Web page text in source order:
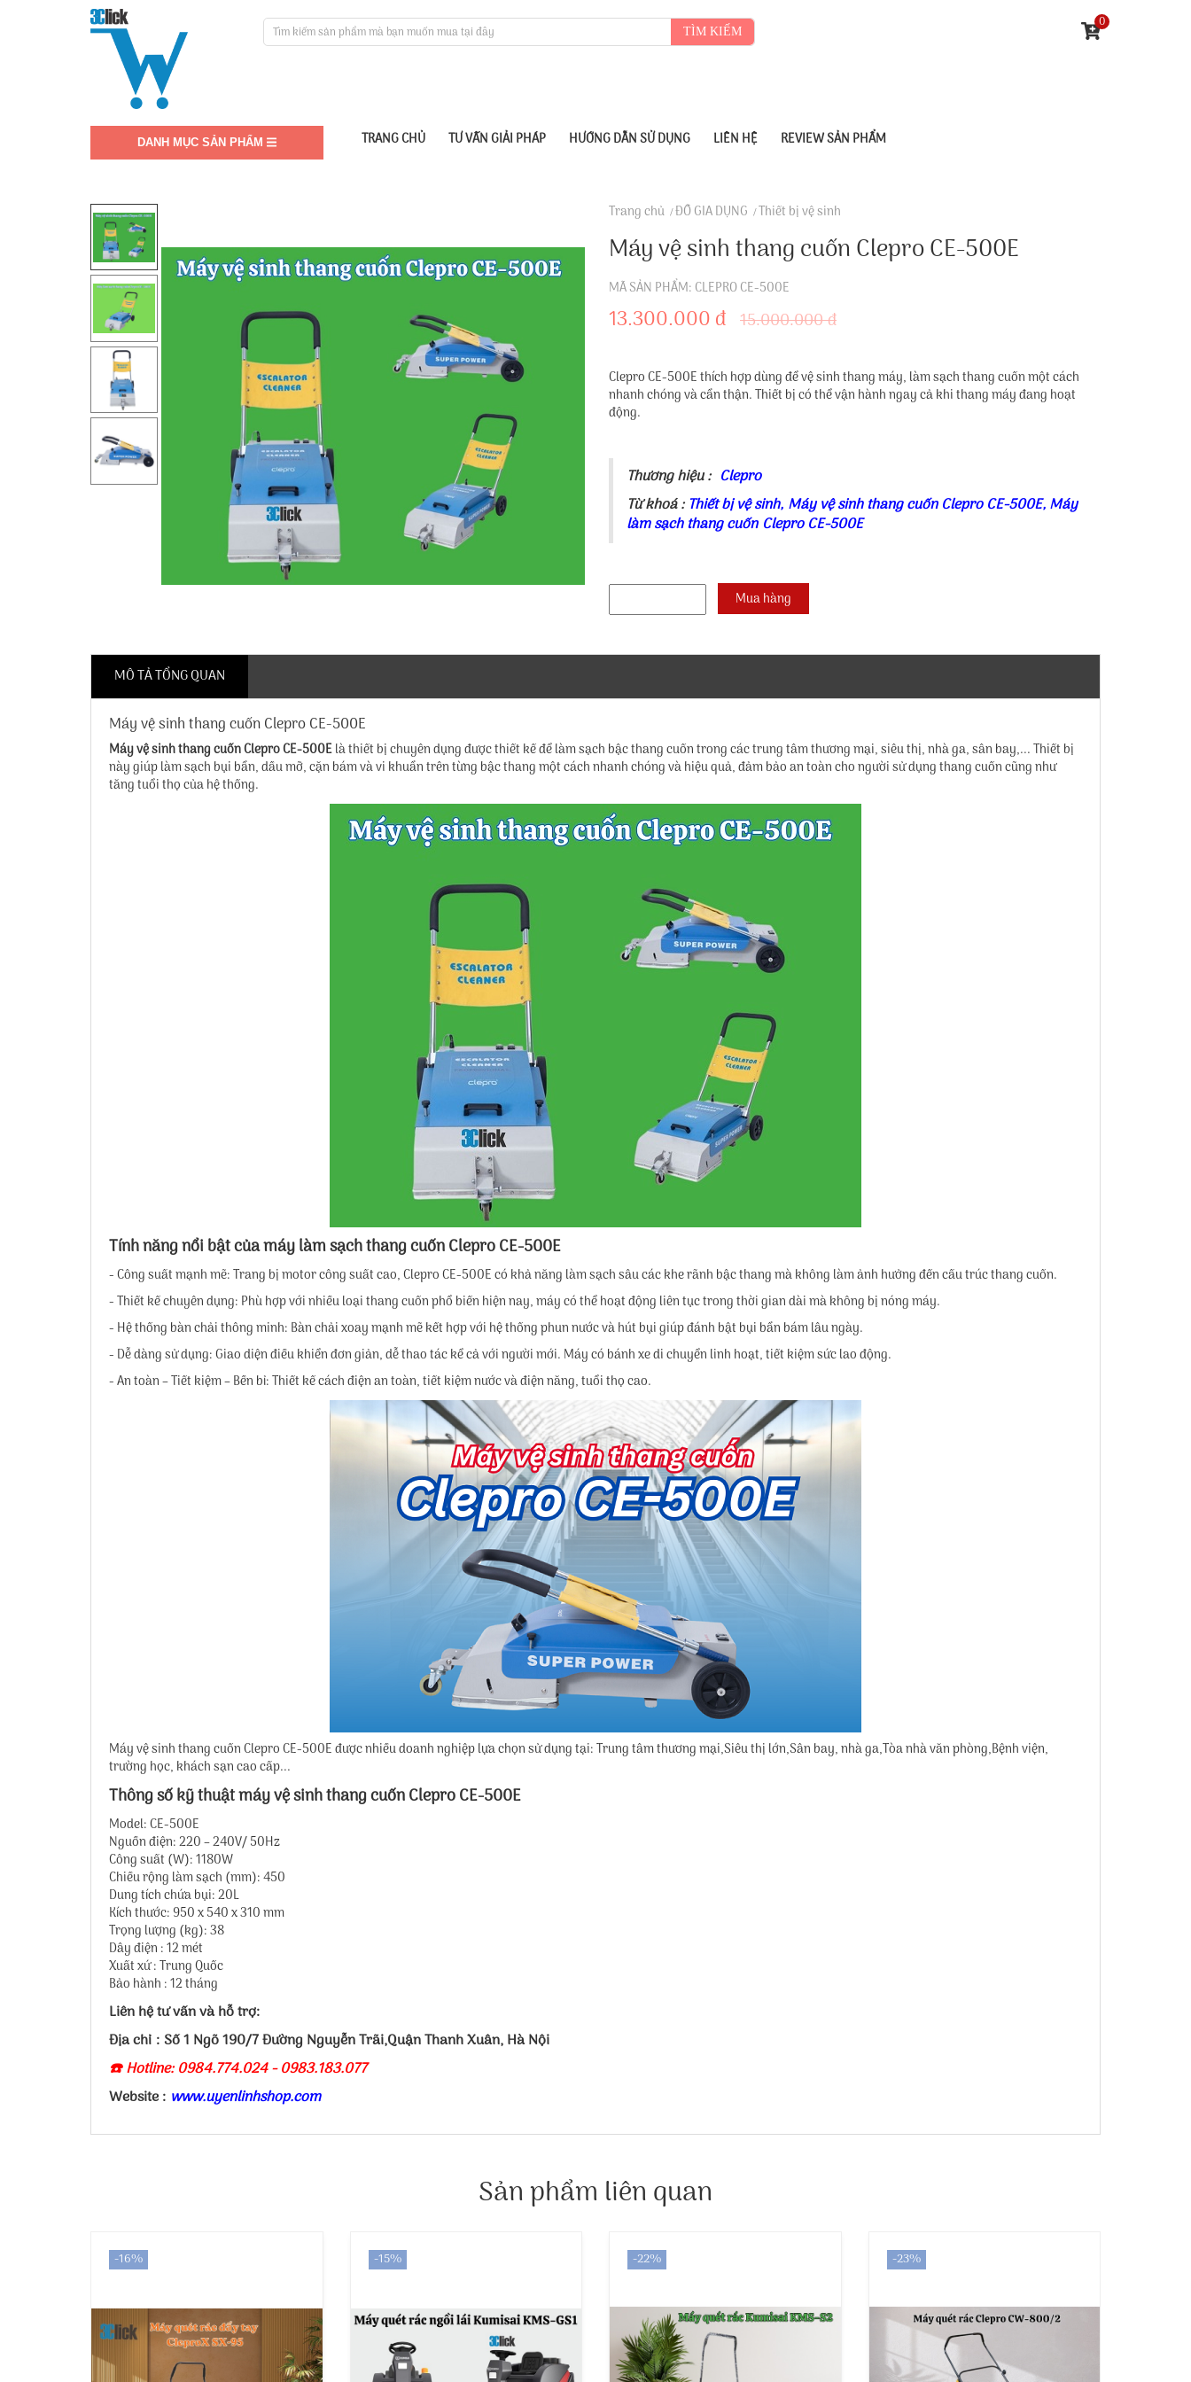
TÌM KIẾM
0
DANH MỤC SẢN PHẨM TRANG CHỦ TƯ VẤN GIẢI PHÁP HƯỚNG DẪN SỬ DỤNG LIÊN HỆ REVIEW SẢN PHẨM
Trang chủ ĐỒ GIA DỤNG Thiết bị vệ sinh
Máy vệ sinh thang cuốn Clepro CE-500E
MÃ SẢN PHẨM: CLEPRO CE-500E
13.300.000 đ 15.000.000 đ
Clepro CE-500E thích hợp dùng để vệ sinh thang máy, làm sạch thang cuốn một cách
nhanh chóng và cẩn thận. Thiết bị có thể vận hành ngay cả khi thang máy đang hoạt
động.
Thương hiệu : Clepro
Từ khoá : Thiết bị vệ sinh, Máy vệ sinh thang cuốn Clepro CE-500E,Máy
làm sạch thang cuốn Clepro CE-500E
MÔ TẢ TỔNG QUAN
Máy vệ sinh thang cuốn Clepro CE-500E
Máy vệ sinh thang cuốn Clepro CE-500Elà thiết bị chuyên dụng được thiết kế để làm sạch bậc thang cuốn trong các trung tâm thương mại, siêu thị, nhà ga, sân bay,... Thiết bị
này giúp làm sạch bụi bẩn, dầu mỡ, cặn bám và vi khuẩn trên từng bậc thang một cách nhanh chóng và hiệu quả, đảm bảo an toàn cho người sử dụng thang cuốn cũng như
tăng tuổi thọ của hệ thống.
Tính năng nổi bật của máy làm sạch thang cuốn Clepro CE-500E
- Công suất mạnh mẽ: Trang bị motor công suất cao, Clepro CE-500E có khả năng làm sạch sâu các khe rãnh bậc thang mà không làm ảnh hưởng đến cấu trúc thang cuốn.
- Thiết kế chuyên dụng: Phù hợp với nhiều loại thang cuốn phổ biến hiện nay, máy có thể hoạt động liên tục trong thời gian dài mà không bị nóng máy.
- Hệ thống bàn chải thông minh: Bàn chải xoay mạnh mẽ kết hợp với hệ thống phun nước và hút bụi giúp đánh bật bụi bẩn bám lâu ngày.
- Dễ dàng sử dụng: Giao diện điều khiển đơn giản, dễ thao tác kể cả với người mới. Máy có bánh xe di chuyển linh hoạt, tiết kiệm sức lao động.
- An toàn – Tiết kiệm – Bền bỉ: Thiết kế cách điện an toàn, tiết kiệm nước và điện năng, tuổi thọ cao.
Máy vệ sinh thang cuốn Clepro CE-500E được nhiều doanh nghiệp lựa chọn sử dụng tại: Trung tâm thương mại,Siêu thị lớn,Sân bay, nhà ga,Tòa nhà văn phòng,Bệnh viện,
trường học, khách sạn cao cấp...
Thông số kỹ thuật máy vệ sinh thang cuốn Clepro CE-500E
Model: CE-500E
Nguồn điện: 220 – 240V/ 50Hz
Công suất (W): 1180W
Chiều rộng làm sạch (mm): 450
Dung tích chứa bụi: 20L
Kích thước: 950 x 540 x 310 mm
Trọng lượng (kg): 38
Dây điện : 12 mét
Xuất xứ : Trung Quốc
Bảo hành : 12 tháng
Liên hệ tư vấn và hỗ trợ:
Địa chỉ : Số 1 Ngõ 190/7 Đường Nguyễn Trãi,Quận Thanh Xuân, Hà Nội
☎️ Hotline: 0984.774.024 - 0983.183.077
Website : www.uyenlinhshop.com
Sản phẩm liên quan
-16% -15% -22% -23%